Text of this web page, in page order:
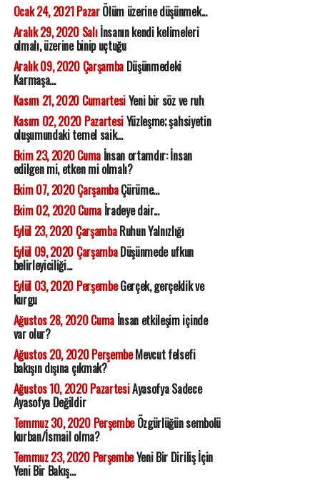
Ocak 24, 2021 PazarÖlüm üzerine düşünmek...
Aralık 29, 2020 Salıİnsanın kendi kelimeleri
olmalı, üzerine binip uçtuğu
Aralık 09, 2020 ÇarşambaDüşünmedeki
Karmaşa...
Kasım 21, 2020 CumartesiYeni bir söz ve ruh
Kasım 02, 2020 PazartesiYüzleşme; şahsiyetin
oluşumundaki temel saik...
Ekim 23, 2020 Cumaİnsan ortamdır: İnsan
edilgen mi, etken mi olmalı?
Ekim 07, 2020 ÇarşambaÇürüme...
Ekim 02, 2020 Cumaİradeye dair...
Eylül 23, 2020 ÇarşambaRuhun Yalnızlığı
Eylül 09, 2020 ÇarşambaDüşünmede ufkun
belirleyiciliği...
Eylül 03, 2020 PerşembeGerçek, gerçeklik ve
kurgu
Ağustos 28, 2020 Cumaİnsan etkileşim içinde
var olur?
Ağustos 20, 2020 PerşembeMevcut felsefi
bakışın dışına çıkmak?
Ağustos 10, 2020 PazartesiAyasofya Sadece
Ayasofya Değildir
Temmuz 30, 2020 PerşembeÖzgürlüğün sembolü
kurban/İsmail olma?
Temmuz 23, 2020 PerşembeYeni Bir Diriliş İçin
Yeni Bir Bakış...